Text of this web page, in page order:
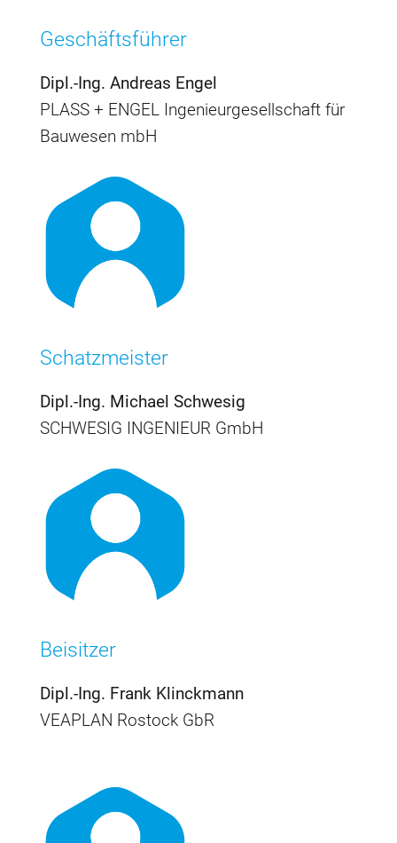
Geschäftsführer
Dipl.-Ing. Andreas Engel
PLASS + ENGEL Ingenieurgesellschaft für
Bauwesen mbH
Schatzmeister
Dipl.-Ing. Michael Schwesig
SCHWESIG INGENIEUR GmbH
Beisitzer
Dipl.-Ing. Frank Klinckmann
VEAPLAN Rostock GbR